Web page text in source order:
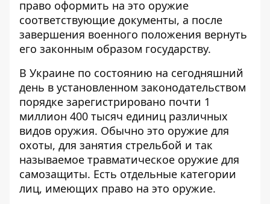
право оформить на это оружие
соответствующие документы, а после
завершения военного положения вернуть
его законным образом государству.
В Украине по состоянию на сегодняшний
день в установленном законодательством
порядке зарегистрировано почти 1
миллион 400 тысяч единиц различных
видов оружия. Обычно это оружие для
охоты, для занятия стрельбой и так
называемое травматическое оружие для
самозащиты. Есть отдельные категории
лиц, имеющих право на это оружие.